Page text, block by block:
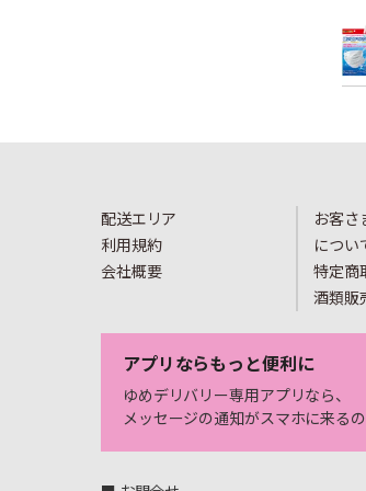
配送エリア
利用規約
会社概要
お客さ
につい
特定商
酒類販
アプリならもっと便利に
ゆめデリバリー専用アプリなら、
メッセージの通知がスマホに来るの